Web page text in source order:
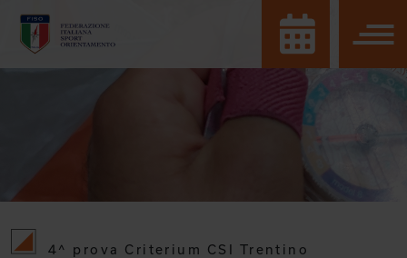
4^ prova Criterium CSI Trentino